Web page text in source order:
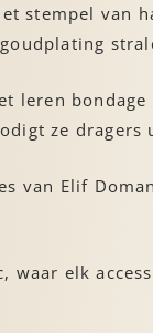
stempel van
leren
ze
van Elif
elk